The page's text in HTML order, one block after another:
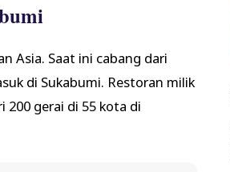
Asia. Saat ini cabang dari
di Sukabumi. Restoran milik
gerai di 55 kota di